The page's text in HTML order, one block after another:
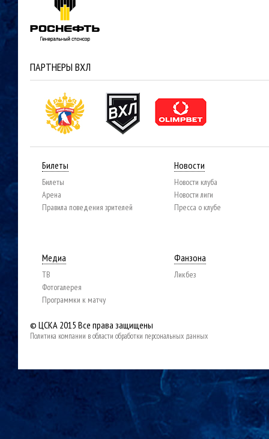
ПАРТНЕРЫ ВХЛ
Билеты
Билеты
Арена
Правила поведения зрителей
Новости
Новости клуба
Новости лиги
Пресса о клубе
Медиа
ТВ
Фотогалерея
Программки к матчу
Фанзона
Ликбез
© ЦСКА 2015 Все права защищены
Политика компании в области обработки персональных данных